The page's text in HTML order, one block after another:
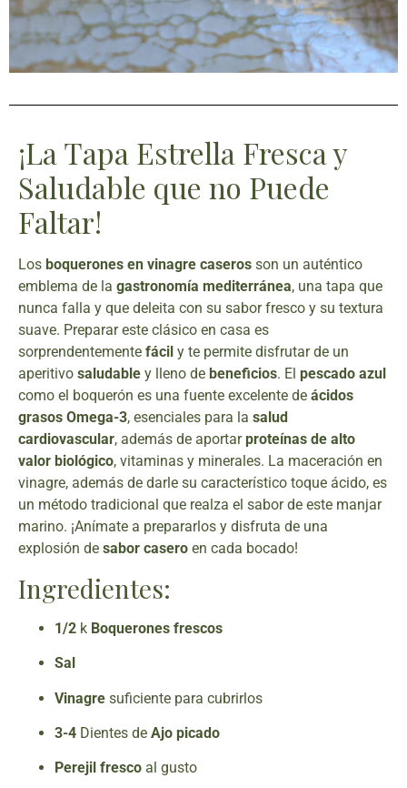
¡La Tapa Estrella Fresca y
Saludable que no Puede
Faltar!
Los boquerones en vinagre caseros son un auténtico
emblema de la gastronomía mediterránea, una tapa que
nunca falla y que deleita con su sabor fresco y su textura
suave. Preparar este clásico en casa es
sorprendentemente fácil y te permite disfrutar de un
aperitivo saludable y lleno de beneficios. El pescado azul
como el boquerón es una fuente excelente de ácidos
grasos Omega-3, esenciales para la salud
cardiovascular, además de aportarproteínas de alto
valor biológico, vitaminas y minerales. La maceración en
vinagre, además de darle su característico toque ácido, es
un método tradicional que realza el sabor de este manjar
marino. ¡Anímate a prepararlos y disfruta de una
explosión de sabor casero en cada bocado!
Ingredientes:
1/2 k Boquerones frescos
Sal
Vinagre suficiente para cubrirlos
3-4 Dientes de Ajo picado
Perejil fresco al gusto